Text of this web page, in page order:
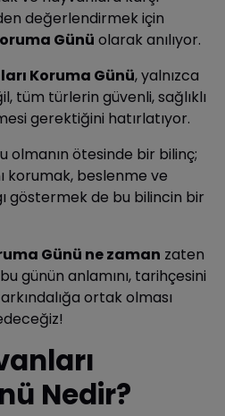
değerlendirmek için
Günü olarak anılıyor.
Koruma Günü, yalnızca
tüm türlerin güvenli, sağlıklı
gerektiğini hatırlatıyor.
olmanın ötesinde bir bilinç;
korumak, beslenme ve
göstermek de bu bilincin bir
Günü ne zaman zaten
günün anlamını, tarihçesini
ortak olması
Nedir?